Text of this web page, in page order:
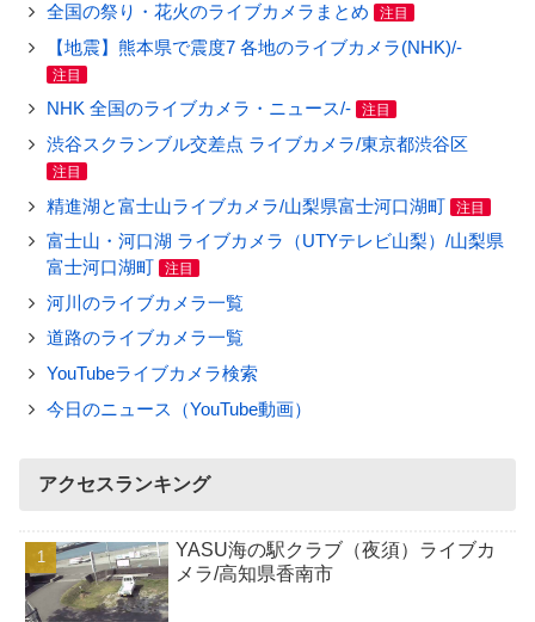
全国の祭り・花火のライブカメラまとめ 注目
【地震】熊本県で震度7 各地のライブカメラ(NHK)/-
注目
NHK 全国のライブカメラ・ニュース/- 注目
渋谷スクランブル交差点 ライブカメラ/東京都渋谷区
注目
精進湖と富士山ライブカメラ/山梨県富士河口湖町 注目
富士山・河口湖 ライブカメラ（UTYテレビ山梨）/山梨県
富士河口湖町
注目
河川のライブカメラ一覧
道路のライブカメラ一覧
YouTubeライブカメラ検索
今日のニュース（YouTube動画）
アクセスランキング
YASU海の駅クラブ（夜須）ライブカ
メラ/高知県香南市